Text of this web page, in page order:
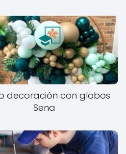
decoración con globos
Sena